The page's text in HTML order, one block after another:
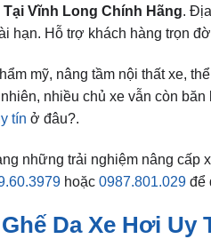
Tại Vĩnh Long Chính Hãng.
hạn. Hỗ trợ khách hàng trọn
mỹ, nâng tầm nội thất xe,
nhiều chủ xe vẫn còn
tín ở đâu?.
những trải nghiệm nâng
hoặc 0987.801.029 để
Ghế Da Xe Hơi